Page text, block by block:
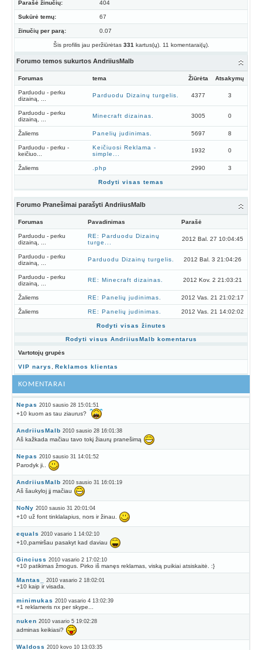
Parašė žinučių: 404
Sukūrė temų: 67
žinučių per parą: 0.07
Šis profilis jau peržiūrėtas 331 kartus(ų). 11 komentarai(ų).
Forumo temos sukurtos AndriiusMalb
Forumas tema Žiūrėta Atsakymų
Parduodu - perku
dizainą, ...
Parduodu Dizainų turgelis. 4377 3
Parduodu - perku
dizainą, ...
Minecraft dizainas. 3005 0
Žaliems Panelių judinimas. 5697 8
Parduodu - perku -
keičiuo...
Keičiuosi Reklama -
simple...
1932 0
Žaliems .php 2990 3
Rodyti visas temas
Forumo Pranešimai parašyti AndriiusMalb
Forumas Pavadinimas Parašė
Parduodu - perku
dizainą, ...
RE: Parduodu Dizainų
turge...
2012 Bal. 27 10:04:45
Parduodu - perku
dizainą, ...
Parduodu Dizainų turgelis. 2012 Bal. 3 21:04:26
Parduodu - perku
dizainą, ...
RE: Minecraft dizainas. 2012 Kov. 2 21:03:21
Žaliems RE: Panelių judinimas. 2012 Vas. 21 21:02:17
Žaliems RE: Panelių judinimas. 2012 Vas. 21 14:02:02
Rodyti visas žinutes
Rodyti visus AndriiusMalb komentarus
Vartotojų grupės
VIP narys Reklamos klientas
KOMENTARAI
Nepas 2010 sausio 28 15:01:51
+10 kuom as tau ziaurus?
AndriiusMalb 2010 sausio 28 16:01:38
Aš kažkada mačiau tavo tokį žiaurų pranešimą
Nepas 2010 sausio 31 14:01:52
Parodyk ji..
AndriiusMalb 2010 sausio 31 16:01:19
Aš šaukyloj jį mačiau
NoNy 2010 sausio 31 20:01:04
+10 už font tinklalapius, nors ir žinau.
equals 2010 vasario 1 14:02:10
+10,pamiršau pasakyt kad daviau
Ginciuss 2010 vasario 2 17:02:10
+10 patikimas žmogus. Pirko iš manęs reklamas, viską puikiai atsiskaitė. :}
Mantas_ 2010 vasario 2 18:02:01
+10 kaip ir visada.
minimukas 2010 vasario 4 13:02:39
+1 reklameris nx per skype...
nuken 2010 vasario 5 19:02:28
adminas keikiasi?
Waldoss 2010 kovo 10 13:03:35